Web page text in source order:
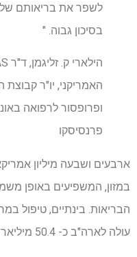
לשפר את בריאותם של
בסיכון גבוה. "
האמריקני, יו"ר
ופרופסור לרפואה
פרנסיסקו
ארבעים ושבעה מיליון
במזון, המשפיעים באופן
הבריאות. בינתיים, טיפול
עולה לארה"ב כ- 50.4 מיליארד דולר בשנה.